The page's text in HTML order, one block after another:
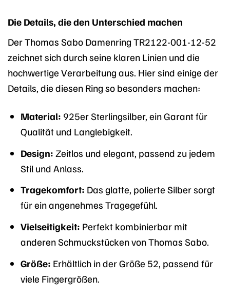
Die Details, die den Unterschied machen
Der Thomas Sabo Damenring TR2122-001-12-52
zeichnet sich durch seine klaren Linien und die
hochwertige Verarbeitung aus. Hier sind einige der
Details, die diesen Ring so besonders machen:
Material: 925er Sterlingsilber, ein Garant für
Qualität und Langlebigkeit.
Design: Zeitlos und elegant, passend zu jedem
Stil und Anlass.
Tragekomfort: Das glatte, polierte Silber sorgt
für ein angenehmes Tragegefühl.
Vielseitigkeit: Perfekt kombinierbar mit
anderen Schmuckstücken von Thomas Sabo.
Größe: Erhältlich in der Größe 52, passend für
viele Fingergrößen.